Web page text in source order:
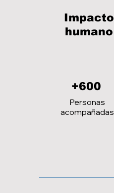
Impacto
humano
+600
Personas
acompañadas